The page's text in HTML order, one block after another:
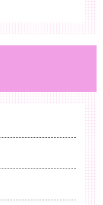
）と睡眠障害について